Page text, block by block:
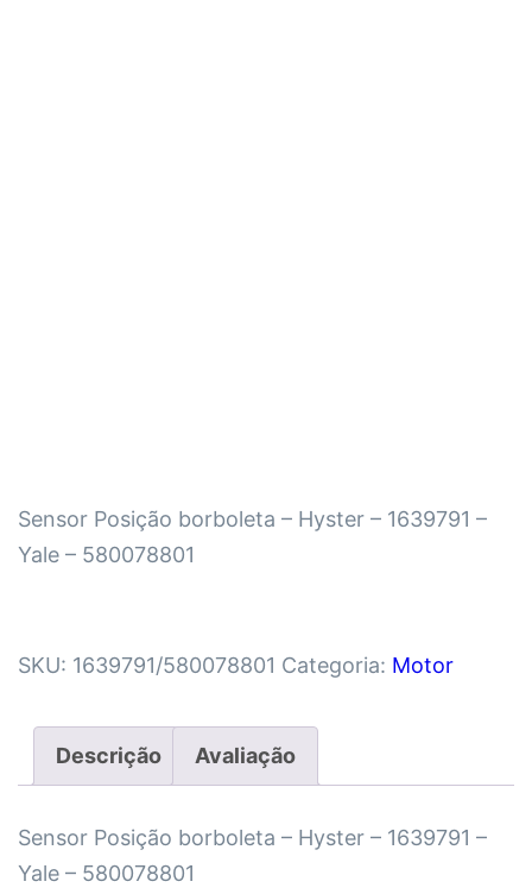
Sensor Posição borboleta – Hyster – 1639791 –
Yale – 580078801
SKU: 1639791/580078801 Categoria: Motor
Descrição Avaliação
Sensor Posição borboleta – Hyster – 1639791 –
Yale – 580078801